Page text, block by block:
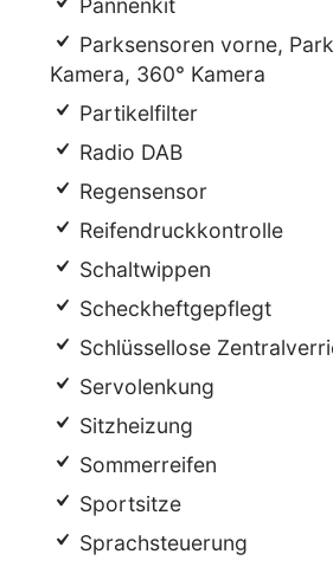
Pannenkit
Parksensoren vorne,
Kamera, 360° Kamera
Partikelfilter
Radio DAB
Regensensor
Reifendruckkontrolle
Schaltwippen
Scheckheftgepflegt
Schlüssellose
Servolenkung
Sitzheizung
Sommerreifen
Sportsitze
Sprachsteuerung